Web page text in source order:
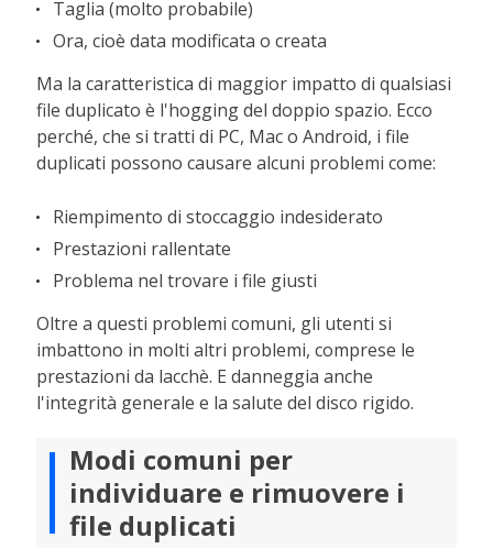
Taglia (molto probabile)
Ora, cioè data modificata o creata
Ma la caratteristica di maggior impatto di qualsiasi
file duplicato è l'hogging del doppio spazio. Ecco
perché, che si tratti di PC, Mac o Android, i file
duplicati possono causare alcuni problemi come:
Riempimento di stoccaggio indesiderato
Prestazioni rallentate
Problema nel trovare i file giusti
Oltre a questi problemi comuni, gli utenti si
imbattono in molti altri problemi, comprese le
prestazioni da lacchè. E danneggia anche
l'integrità generale e la salute del disco rigido.
Modi comuni per
individuare e rimuovere i
file duplicati